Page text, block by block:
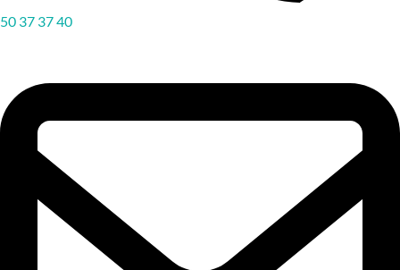
50 37 37 40